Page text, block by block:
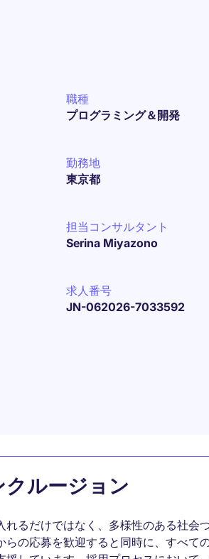
職種
プログラミング＆開発
勤務地
東京都
担当コンサルタント
Serina Miyazono
求人番号
JN-062026-7033592
ルージョン
るだけではなく、多様性のある社会
らの応募を歓迎すると同時に、すべて